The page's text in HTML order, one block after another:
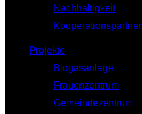
Nachhaltigkeit
Kooperationspartner
Projekte
Biogasanlage
Frauenzentrum
Gemeindezentrum